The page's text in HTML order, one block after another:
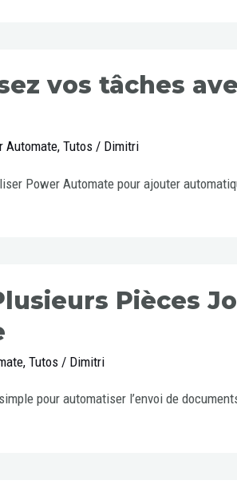
vos tâches
Automate, Tutos/ Dimitri
Power Automate pour ajouter
Pièces
, Tutos/ Dimitri
pour automatiser l’envoi de